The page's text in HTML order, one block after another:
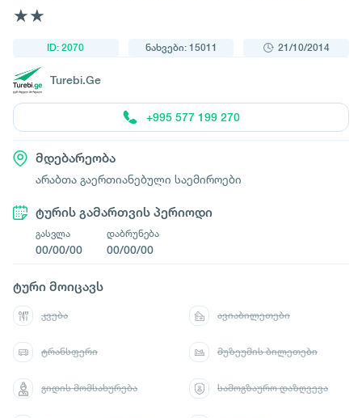
★★
ID: 2070 ნახვები: 15011 21/10/2014
Turebi.Ge
+995 577 199 270
მდებარეობა
არაბთა გაერთიანებული საემიროები
ტურის გამართვის პერიოდი
გასვლა
00/00/00
დაბრუნება
00/00/00
ტური მოიცავს
კვება ავიაბილეთები
ტრანსფერი მუზეუმის ბილეთები
გიდის მომსახურება სამოგზაურო დაზღვევა